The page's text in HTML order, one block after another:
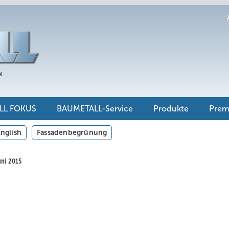
FOKUS BAUMETALL-Service Produkte
Fassadenbegrünung
2015